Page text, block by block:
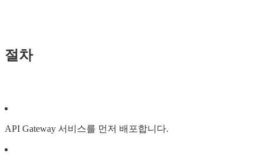
절차
API Gateway 서비스를 먼저 배포합니다.